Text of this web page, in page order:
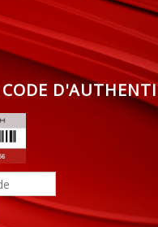
CODE